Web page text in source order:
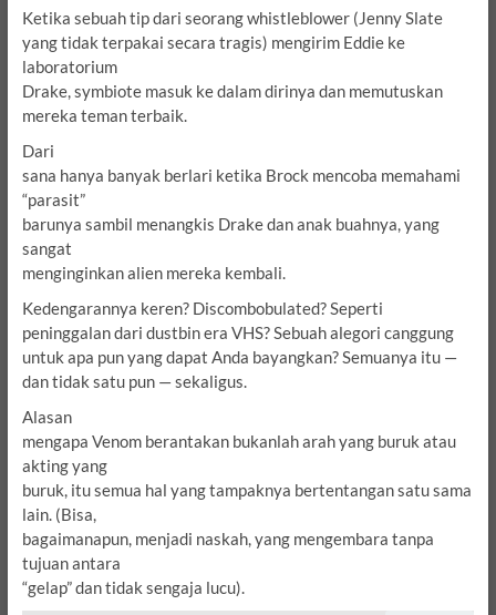
Ketika sebuah tip dari seorang whistleblower (Jenny Slate
yang tidak terpakai secara tragis) mengirim Eddie ke
laboratorium
Drake, symbiote masuk ke dalam dirinya dan memutuskan
mereka teman terbaik.
Dari
sana hanya banyak berlari ketika Brock mencoba memahami
“parasit”
barunya sambil menangkis Drake dan anak buahnya, yang
sangat
menginginkan alien mereka kembali.
Kedengarannya keren? Discombobulated? Seperti
peninggalan dari dustbin era VHS? Sebuah alegori canggung
untuk apa pun yang dapat Anda bayangkan? Semuanya itu —
dan tidak satu pun — sekaligus.
Alasan
mengapa Venom berantakan bukanlah arah yang buruk atau
akting yang
buruk, itu semua hal yang tampaknya bertentangan satu sama
lain. (Bisa,
bagaimanapun, menjadi naskah, yang mengembara tanpa
tujuan antara
“gelap” dan tidak sengaja lucu).